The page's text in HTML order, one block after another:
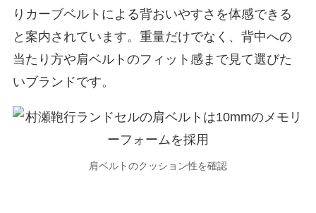
りカーブベルトによる背おいやすさを体感できる
と案内されています。重量だけでなく、 背中への
当たり方や肩ベルトのフィット感まで見て選びた
いブランドです。
肩ベルトのクッション性を確認